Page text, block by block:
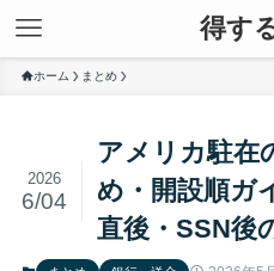
得す
ホーム まとめ
アメリカ駐在
め・開設順ガ
直後・SSN後
2026
6/04